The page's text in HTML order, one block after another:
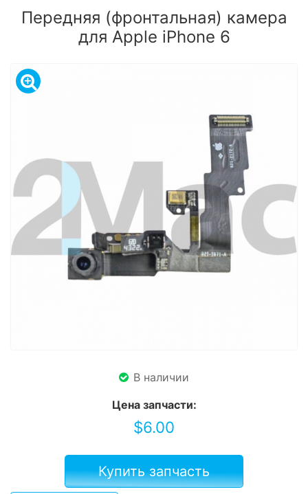
Передняя (фронтальная) камера
для Apple iPhone 6
В наличии
Цена запчасти:
$6.00
Купить запчасть